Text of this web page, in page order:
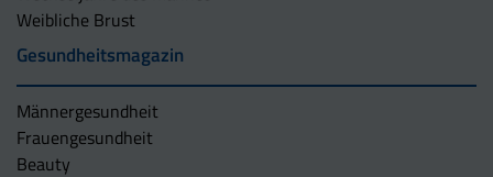
Weibliche Brust
Gesundheitsmagazin
Männergesundheit
Frauengesundheit
Beauty